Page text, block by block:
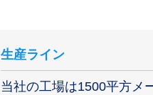
生産ライン
当社の工場は1500平方メ